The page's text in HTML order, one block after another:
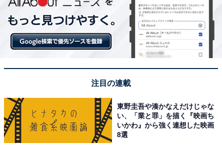
注目の連載
東野圭吾や湊かなえだけじゃな
い、「業と罪」を描く『映画ち
いかわ』から強く連想した映画
8選